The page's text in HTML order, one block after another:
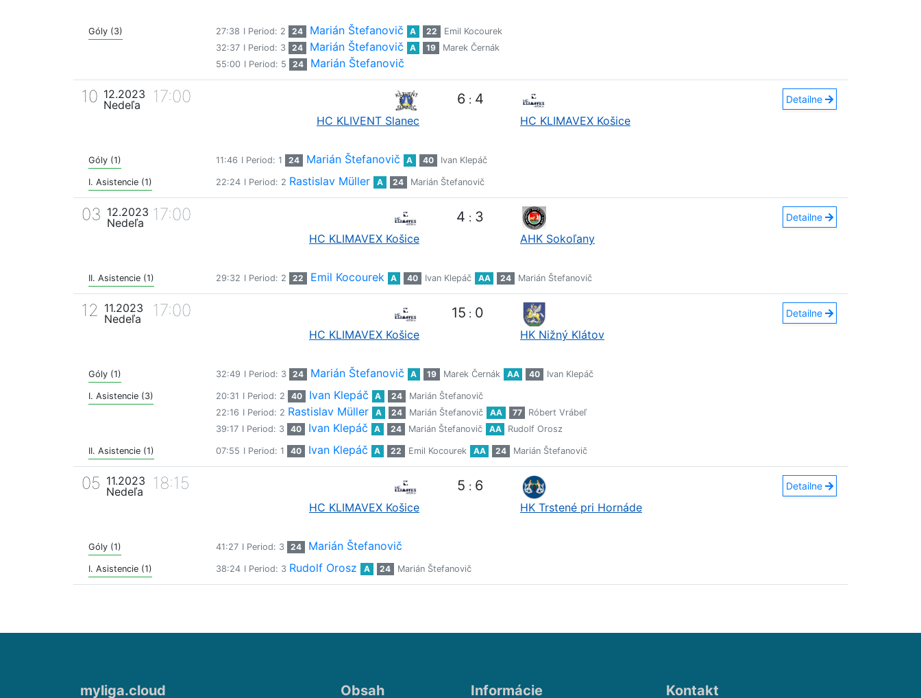
Góly (3) 27:38 I Period: 2 24 Marián Štefanovič A 22
Emil Kocourek
32:37 I Period: 3 24 Marián Štefanovič A 19
Marek Černák
55:00 I Period: 5 24 Marián Štefanovič
10 12.2023
Nedeľa
17:00
HC KLIVENT Slanec
6 : 4
HC KLIMAVEX Košice
Detailne
Góly (1) 11:46 I Period: 1 24 Marián Štefanovič A 40 Ivan Klepáč
I. Asistencie (1) 22:24 I Period: 2 Rastislav Müller A 24 Marián Štefanovič
03 12.2023
Nedeľa
17:00
HC KLIMAVEX Košice
4 : 3
AHK Sokoľany
Detailne
II. Asistencie (1) 29:32 I Period: 2 22 Emil Kocourek A 40 Ivan Klepáč AA 24 Marián Štefanovič
12 11.2023
Nedeľa
17:00
HC KLIMAVEX Košice
15 : 0
HK Nižný Klátov
Detailne
Góly (1) 32:49 I Period: 3 24 Marián Štefanovič A 19 Marek Černák AA 40 Ivan Klepáč
I. Asistencie (3) 20:31 I Period: 2 40 Ivan Klepáč A 24
Marián Štefanovič
22:16 I Period: 2 Rastislav Müller A 24 Marián Štefanovič AA 77
Róbert Vrábeľ
39:17 I Period: 3 40 Ivan Klepáč A 24 Marián Štefanovič AA Rudolf Orosz
II. Asistencie (1) 07:55 I Period: 1 40 Ivan Klepáč A 22 Emil Kocourek AA 24 Marián Štefanovič
05 11.2023
Nedeľa
18:15
HC KLIMAVEX Košice
5 : 6
HK Trstené pri Hornáde
Detailne
Góly (1) 41:27 I Period: 3 24 Marián Štefanovič
I. Asistencie (1) 38:24 I Period: 3 Rudolf Orosz A 24 Marián Štefanovič
myliga.cloud Obsah Informácie Kontakt